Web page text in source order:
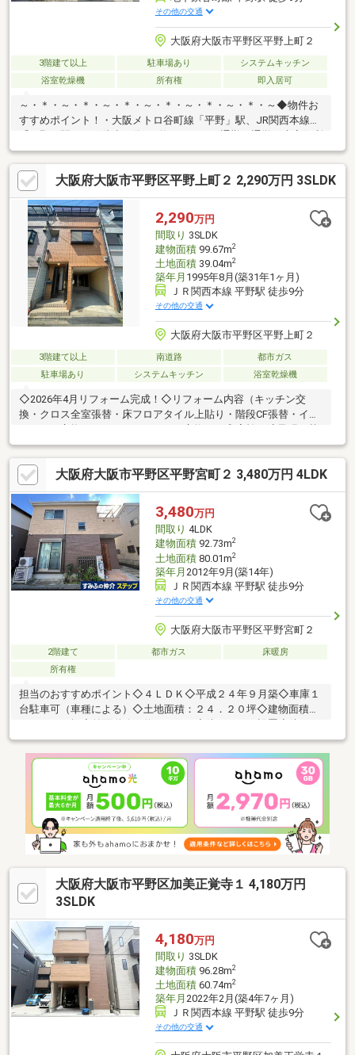
その他の交通
大阪府大阪市平野区平野上町２
3階建て以上 駐車場あり
システムキッチン
浴室乾燥機
所有権 即入居可
～・＊・～・＊・～・＊・～・＊・～・＊・～・＊・～◆物件お
すすめポイント！・大阪メトロ谷町線「平野」駅、JR関西本線
な立地です♪・シャッター付きのガレージ完備♪大切なお車を綺麗
に保てる上、防犯の面も安心です♪◆リフォーム箇所(２０２６年
４月)・キッチン交換・クロス貼替・フロアタイル上貼・和室畳表
替えハウスフリーダムは【東証スタンダード上場企業】です。不
動産購入や住宅ローンについては、ハウスフリーダムにお任せ下
さい。（ご来店の際は、店舗前に大型駐車場を完備しておりま
す！）
大阪府大阪市平野区平野上町２ 2,290万円 3SLDK
2,290万円
間取り 3SLDK
建物面積99.67m2
土地面積39.04m2
築年月 1995年8月(築31年1ヶ月)
ＪＲ関西本線 平野駅 徒歩9分
その他の交通
大阪府大阪市平野区平野上町２
3階建て以上 南道路
都市ガス
駐車場あり
システムキッチン 浴室乾燥機
◇2026年4月リフォーム完成！◇リフォーム内容（キッチン交
換・クロス全室張替・床フロアタイル上貼り・階段CF張替・イン
え・畳表替え）◇南側前面道路及び南側バルコニーで日当たり良
好♪◇LDK約17.5帖と広々使用できます！◇JR関西本線平野駅・
大阪メトロ谷町線平野駅ともに徒歩9分！◇車1台駐車可能（車種
による制限有。車庫証明発行可能台数ではありません。）◇現地
空家に付きいつでもご案内可能です♪お気軽にお問い合わせくださ
い(^^)
大阪府大阪市平野区平野宮町２ 3,480万円 4LDK
3,480万円
間取り 4LDK
建物面積92.73m2
土地面積80.01m2
築年月 2012年9月(築14年)
ＪＲ関西本線 平野駅 徒歩9分
その他の交通
大阪府大阪市平野区平野宮町２
2階建て 都市ガス
床暖房
所有権
担当のおすすめポイント◇４ＬＤＫ◇平成２４年９月築◇車庫１
台駐車可（車種による）◇土地面積：２４．２０坪◇建物面積：
アガラス採用◇洋室（１）にロフト有・アクセス◇２沿線３駅利
用可ＪＲ関西本線「平野」駅 徒歩９分ＪＲ関西本線「加美」
駅 徒歩１６分ＪＲおおさか東線「新加美」駅 徒歩１９分
大阪府大阪市平野区加美正覚寺１ 4,180万円
3SLDK
4,180万円
間取り 3SLDK
建物面積96.28m2
土地面積60.74m2
築年月 2022年2月(築4年7ヶ月)
ＪＲ関西本線 平野駅 徒歩9分
その他の交通